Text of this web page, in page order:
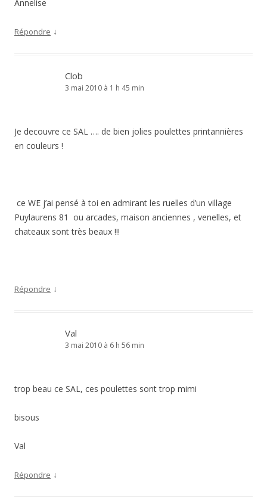
Annelise
Répondre ↓
Clob
3 mai 2010 à 1 h 45 min
Je decouvre ce SAL …. de bien jolies poulettes printannières
en couleurs !
ce WE j’ai pensé à toi en admirant les ruelles d’un village
Puylaurens 81 ou arcades, maison anciennes , venelles, et
chateaux sont très beaux !!!
Répondre ↓
Val
3 mai 2010 à 6 h 56 min
trop beau ce SAL, ces poulettes sont trop mimi
bisous
Val
Répondre ↓